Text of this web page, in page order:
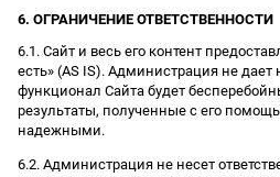
6. ОГРАНИЧЕНИЕ ОТВЕТСТВЕННОСТИ
6.1. Сайт и весь его контент
есть» (AS IS). Администрация не дает
функционал Сайта будет
результаты, полученные с его
надежными.
6.2. Администрация не несет